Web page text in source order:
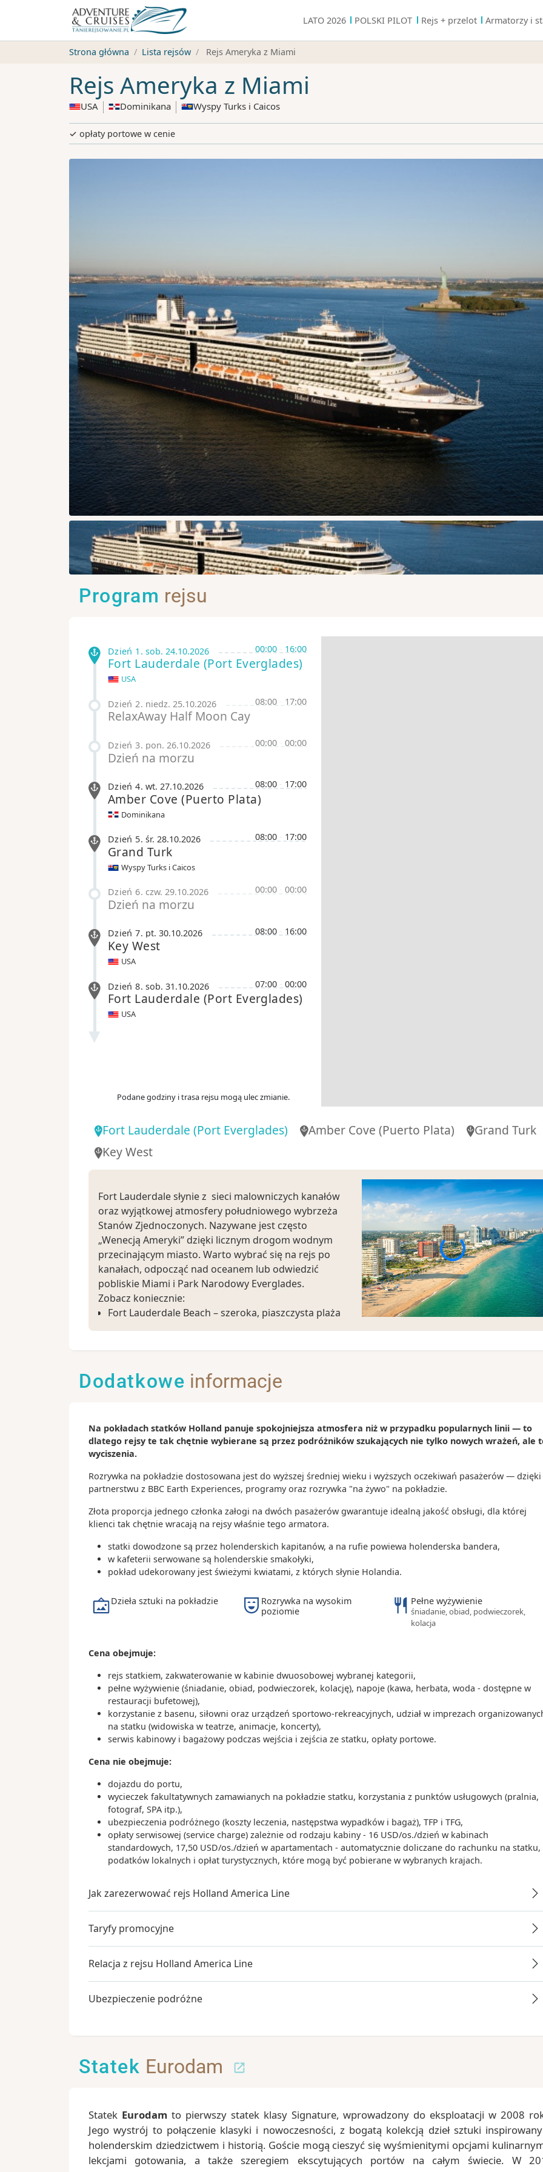
LATO 2026 POLSKI PILOT Rejs + przelot Armatorzy i
Strona główna Lista rejsów Rejs Ameryka z Miami
Rejs Ameryka z Miami
USA Dominikana Wyspy Turks i Caicos
✓ opłaty portowe w cenie
Program rejsu
00:00 - 16:00
Dzień 1 . sob. 24.10.2026
Fort Lauderdale (Port Everglades)
USA
08:00 17:00
Dzień 2. niedz. 25.10.2026
RelaxAway Half Moon Cay
00:00 00:00
Dzień 3. pon. 26.10.2026
Dzień na morzu
08:00 - 17:00
Dzień 4. wt. 27.10.2026
Amber Cove(Puerto Plata)
Dominikana
08:00 - 17:00
Dzień 5. śr. 28.10.2026
Grand Turk
Wyspy Turks i Caicos
00:00 00:00
Dzień 6. czw. 29.10.2026
Dzień na morzu
08:00 - 16:00
Dzień 7. pt. 30.10.2026
Key West
USA
07:00 - 00:00
Dzień 8. sob. 31.10.2026
Fort Lauderdale (Port Everglades)
USA
Podane godziny i trasa rejsu mogą ulec zmianie.
Fort Lauderdale (Port Everglades) Amber Cove (Puerto Plata)
Grand Turk
Key West
Fort Lauderdale słynie z sieci malowniczych kanałów
oraz wyjątkowej atmosfery południowego wybrzeża
Stanów Zjednoczonych. Nazywane jest często
„Wenecją Ameryki” dzięki licznym drogom wodnym
przecinającym miasto. Warto wybrać się na rejs po
kanałach, odpocząć nad oceanem lub odwiedzić
pobliskie Miami i Park Narodowy Everglades.
Zobacz koniecznie:
Fort Lauderdale Beach – szeroka, piaszczysta plaża
Rejs po kanałach Fort Lauderdale – doskonały
sposób na podziwianie luksusowych rezydencji
bagienny zamieszkiwany przez aligatory, manaty i
wiele gatunków ptaków
Fort Lauderdale posiada ponad 480 kilometrów
śródlądowych dróg wodnych, dlatego często
nazywane jest „Wenecją Ameryki”
Port Everglades należy do największych i
świecie
Miasto jest jednym z najważniejszych ośrodków
Dodatkowe informacje
Na pokładach statków Holland panuje spokojniejsza atmosfera niż w przypadku popularnych linii — to
dlatego rejsy te tak chętnie wybierane są przez podróżników szukających nie tylko nowych wrażeń, ale
wyciszenia.
Rozrywka na pokładzie dostosowana jest do wyższej średniej wieku i wyższych oczekiwań pasażerów — dzięki
partnerstwu z BBC Earth Experiences, programy oraz rozrywka "na żywo" na pokładzie.
Złota proporcja jednego członka załogi na dwóch pasażerów gwarantuje idealną jakość obsługi, dla której
klienci tak chętnie wracają na rejsy właśnie tego armatora.
statki dowodzone są przez holenderskich kapitanów, a na rufie powiewa holenderska bandera,
w kafeterii serwowane są holenderskie smakołyki,
pokład udekorowany jest świeżymi kwiatami, z których słynie Holandia.
Dzieła sztuki na pokładzie
Rozrywka na wysokim
poziomie
Pełne wyżywienie
śniadanie, obiad, podwieczorek,
kolacja
Cena obejmuje:
rejs statkiem, zakwaterowanie w kabinie dwuosobowej wybranej kategorii,
pełne wyżywienie (śniadanie, obiad, podwieczorek, kolację), napoje (kawa, herbata, woda - dostępne w
restauracji bufetowej),
korzystanie z basenu, siłowni oraz urządzeń sportowo-rekreacyjnych, udział w imprezach
na statku (widowiska w teatrze, animacje, koncerty),
serwis kabinowy i bagażowy podczas wejścia i zejścia ze statku, opłaty portowe.
Cena nie obejmuje:
dojazdu do portu,
wycieczek fakultatywnych zamawianych na pokładzie statku, korzystania z punktów usługowych (pralnia,
fotograf, SPA itp.),
ubezpieczenia podróżnego (koszty leczenia, następstwa wypadków i bagaż), TFP i TFG,
opłaty serwisowej (service charge) zależnie od rodzaju kabiny - 16 USD/os./dzień w kabinach
standardowych, 17,50 USD/os./dzień w apartamentach - automatycznie doliczane do rachunku na statku,
podatków lokalnych i opłat turystycznych, które mogą być pobierane w wybranych krajach.
Jak zarezerwować rejs Holland America Line
Taryfy promocyjne
Relacja z rejsu Holland America Line
Ubezpieczenie podróżne
Statek Eurodam
Statek Eurodam to pierwszy statek klasy Signature, wprowadzony do eksploatacji w 2008
Jego wystrój to połączenie klasyki i nowoczesności, z bogatą kolekcją dzieł sztuki
holenderskim dziedzictwem i historią. Goście mogą cieszyć się wyśmienitymi opcjami
lekcjami gotowania, a także szeregiem ekscytujących portów na całym świecie. W